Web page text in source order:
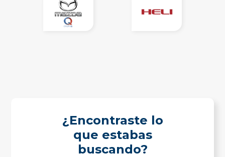
¿Encontraste lo
que estabas
buscando?